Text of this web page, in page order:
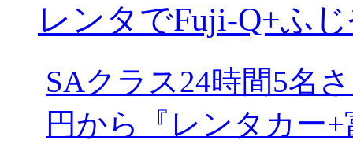
レンタでFuji-Q+ふ
SAクラス24時間5名
円から『レンタカー